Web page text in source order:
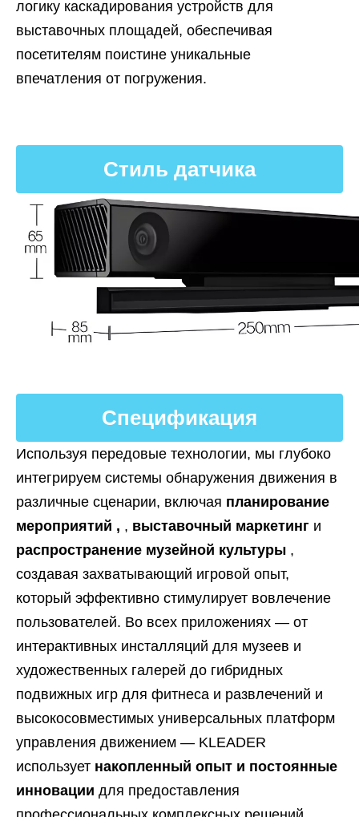
логику каскадирования устройств для
выставочных площадей, обеспечивая
посетителям поистине уникальные
впечатления от погружения.
Стиль датчика
Спецификация
Используя передовые технологии, мы глубоко
интегрируем системы обнаружения движения в
различные сценарии, включая планирование
мероприятий , , выставочный маркетинг и
распространение музейной культуры ,
создавая захватывающий игровой опыт,
который эффективно стимулирует вовлечение
пользователей. Во всех приложениях — от
интерактивных инсталляций для музеев и
художественных галерей до гибридных
подвижных игр для фитнеса и развлечений и
высокосовместимых универсальных платформ
управления движением — KLEADER
использует накопленный опыт и постоянные
инновации для предоставления